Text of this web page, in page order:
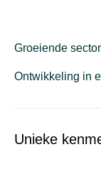
Groeiende
Ontwikkeling in
Unieke